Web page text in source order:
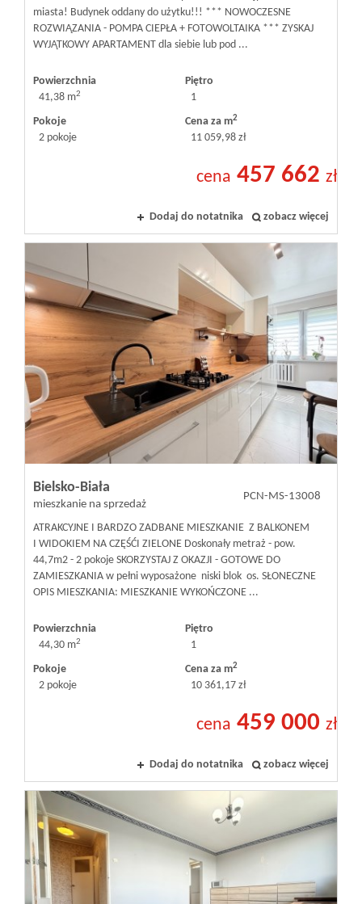
miasta! Budynek oddany do użytku!!! *** NOWOCZESNE
ROZWIĄZANIA - POMPA CIEPŁA + FOTOWOLTAIKA *** ZYSKAJ
WYJĄTKOWY APARTAMENT dla siebie lub pod ...
Powierzchnia
41,38 m2
Piętro
1
Pokoje
2 pokoje
Cena za m2
11 059,98 zł
cena 457 662 zł
Dodaj do notatnika zobacz więcej
Bielsko-Biała
mieszkanie na sprzedaż
PCN-MS-13008
ATRAKCYJNE I BARDZO ZADBANE MIESZKANIE Z BALKONEM
I WIDOKIEM NA CZĘŚĆI ZIELONE Doskonały metraż - pow.
44,7m2 - 2 pokoje SKORZYSTAJ Z OKAZJI - GOTOWE DO
ZAMIESZKANIA w pełni wyposażone niski blok os. SŁONECZNE
OPIS MIESZKANIA: MIESZKANIE WYKOŃCZONE ...
Powierzchnia
44,30 m2
Piętro
1
Pokoje
2 pokoje
Cena za m2
10 361,17 zł
cena 459 000 zł
Dodaj do notatnika zobacz więcej